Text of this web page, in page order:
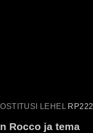
LEHEL RP222
Rocco ja tema